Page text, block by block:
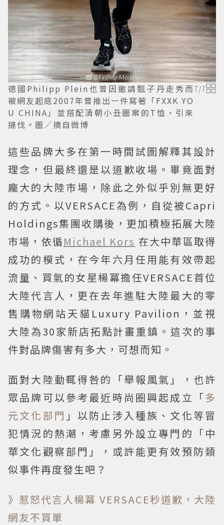
德國Philipp Plein也曾因邀請甄子丹走秀而
被網友起底2007年曾推出一件寫著「FXXK YO
U CHINA」並搭配清朝小丑圖案的T恤，引來
撻伐。圖／摘自微博
7/7
這些品牌大多在第一時間試圖解釋其設計
理念，但最終還是以道歉收場。畢竟面對
龐大的大陸市場，除此之外似乎別無更好
的方式。以VERSACE為例，自從被Capri
Holdings集團收購後，更加積極拓展大陸
市場，依循Michael Kors 在大中華區取得
成功的模式，在今年六月任用能有效帶起
流量、買氣的女星楊冪擔任VERSACE首位
大陸代言人，更在去年進駐大陸最大的零
售購物網站天貓Luxury Pavilion，並視
大陸為30家新店拓點計畫重鎮。這次的事
件對品牌傷害有多大，可想而知。
面對大陸動輒得咎的「舉報風氣」，也許
眾品牌可以參考最近時尚圈興起成立「多
元文化部門 」以防止涉入種族、文化等冒
犯情況的熱潮，考慮另外設立專門的「中
華文化觀察部門」，或許能更有效預防類
似事件再度發生吧？
》惹怒代言人楊冪 VERSACE秒道歉，大陸
網友不買單